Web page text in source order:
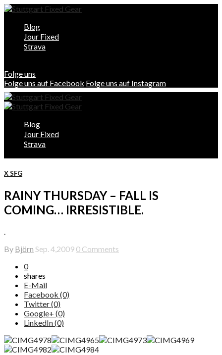
Blog
Jour Fixed
Strava
Folge uns
Folge uns auf Facebook Folge uns auf Instagram
Blog
Jour Fixed
Strava
X SFG
RAINY THURSDAY – FALL IS
COMING… IRRESISTIBLE.
.
By Björn Sep. 4,2009 0 Comments
0
shares
E-Mail
Facebook (0)
Twitter (0)
Google+ (0)
LinkedIn (0)